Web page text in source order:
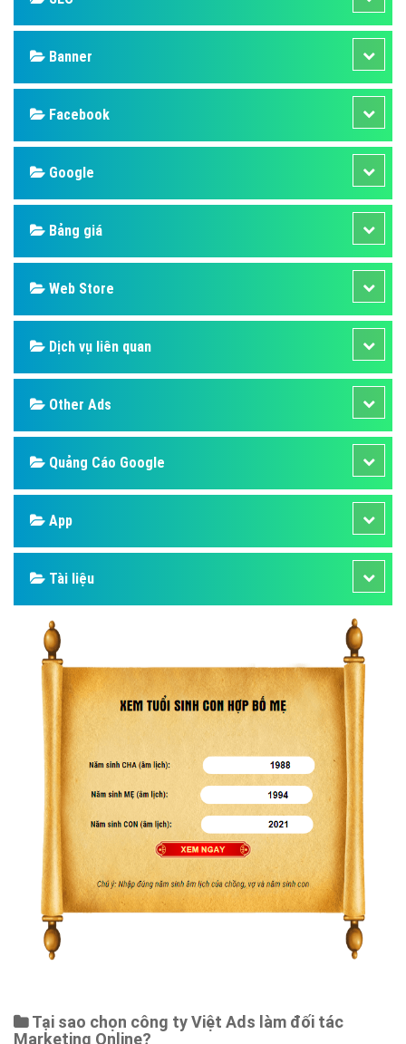
Design
SEO
Banner
Facebook
Google
Bảng giá
Web Store
Dịch vụ liên quan
Other Ads
Quảng Cáo Google
App